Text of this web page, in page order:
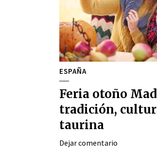
ESPAÑA
Feria otoño
tradición,
taurina
Dejar comentario